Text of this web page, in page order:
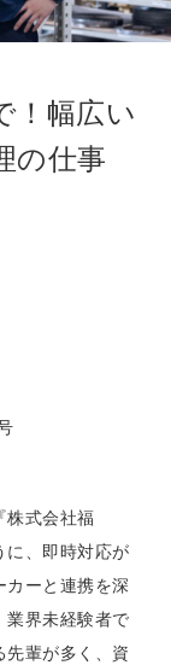
！幅広い
の仕事
株式会社福
に、即時対応が
カーと連携を深
業界未経験者で
先輩が多く、資